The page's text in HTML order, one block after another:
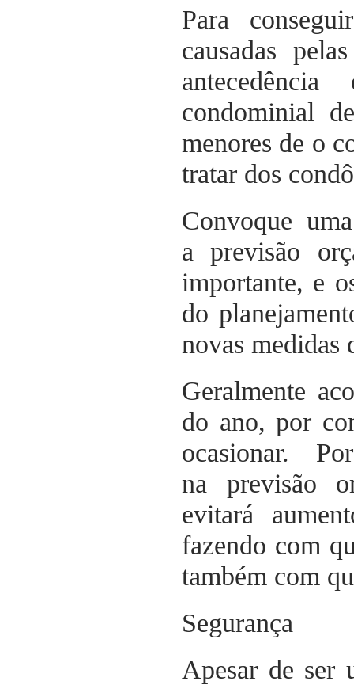
Para
causadas
condominial
menores de o
tratar dos
Convoque
a previsão
importante, e
do
novas medidas
Geralmente
do ano, por
ocasionar.
na previsão
evitará
fazendo com
também com
Segurança
Apesar de ser